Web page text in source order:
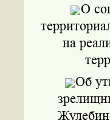
О
на
Об